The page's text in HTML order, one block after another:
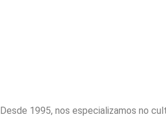
Desde 1995, nos especializamos no